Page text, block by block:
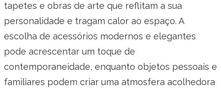
tapetes e obras de arte que reflitam a sua
personalidade e tragam calor ao espaço. A
escolha de acessórios modernos e elegantes
pode acrescentar um toque de
contemporaneidade, enquanto objetos pessoais e
familiares podem criar uma atmosfera acolhedora